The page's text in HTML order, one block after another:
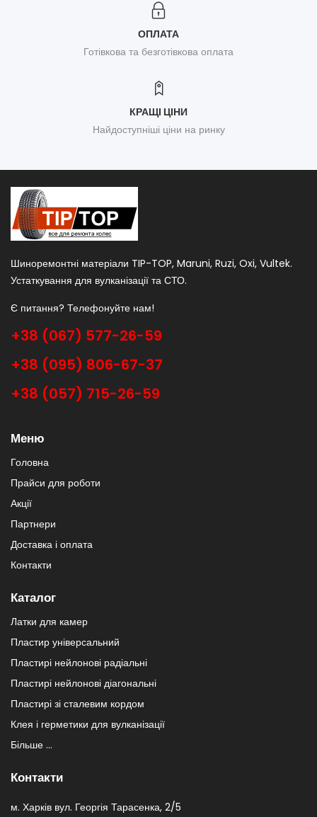
ОПЛАТА
Готівкова та безготівкова оплата
КРАЩІ ЦІНИ
Найдоступніші ціни на ринку
Шиноремонтні матеріали TIP-TOP, Maruni, Ruzi, Oxi, Vultek.
Устаткування для вулканізації та СТО.
Є питання? Телефонуйте нам!
+38 (067) 577-26-59
+38 (095) 806-67-37
+38 (057) 715-26-59
Меню
Головна
Прайси для роботи
Акції
Партнери
Доставка і оплата
Контакти
Каталог
Латки для камер
Пластир універсальний
Пластирі нейлонові радіальні
Пластирі нейлонові діагональні
Пластирі зі сталевим кордом
Клея і герметики для вулканізації
Більше ...
Контакти
м. Харків вул. Георгія Тарасенка, 2/5